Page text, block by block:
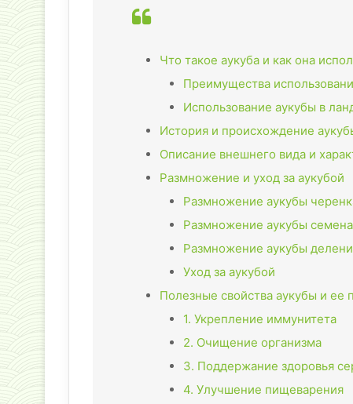
Что такое аукуба и как она
Преимущества
Использование аукубы в
История и происхождение
Описание внешнего вида и
Размножение и уход за аукубой
Размножение аукубы
Размножение аукубы
Размножение аукубы
Уход за аукубой
Полезные свойства аукубы и ее
1. Укрепление иммунитета
2. Очищение организма
3. Поддержание здоровья
4. Улучшение пищеварения